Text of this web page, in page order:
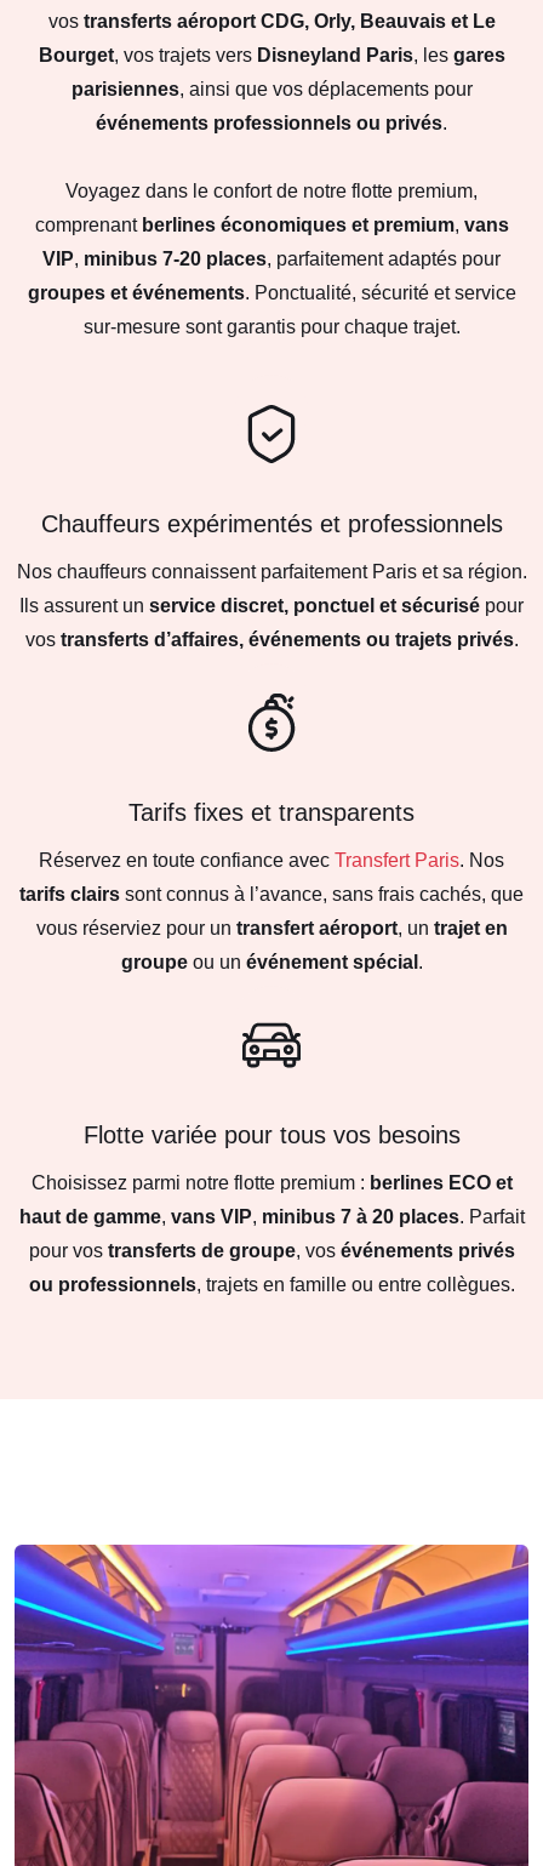
vos transferts aéroport CDG, Orly, Beauvais et Le
Bourget, vos trajets vers Disneyland Paris, les gares
parisiennes, ainsi que vos déplacements pour
événements professionnels ou privés.
Voyagez dans le confort de notre flotte premium,
comprenant berlines économiques et premium, vans
VIP, minibus 7-20 places, parfaitement adaptés pour
groupes et événements. Ponctualité, sécurité et service
sur-mesure sont garantis pour chaque trajet.
Chauffeurs expérimentés et professionnels
Nos chauffeurs connaissent parfaitement Paris et sa région.
Ils assurent un service discret, ponctuel et sécurisé pour
vos transferts d’affaires, événements ou trajets privés.
Tarifs fixes et transparents
Réservez en toute confiance avec Transfert Paris. Nos
tarifs clairs sont connus à l’avance, sans frais cachés, que
vous réserviez pour un transfert aéroport, un trajet en
groupeou un événement spécial .
Flotte variée pour tous vos besoins
Choisissez parmi notre flotte premium : berlines ECO et
haut de gamme, vans VIP, minibus 7 à 20 places. Parfait
pour vos transferts de groupe, vos événements privés
ou professionnels, trajets en famille ou entre collègues.